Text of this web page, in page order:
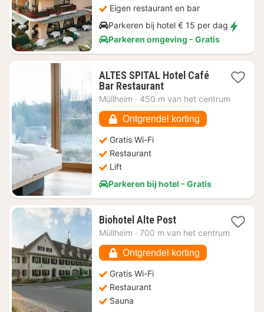
Eigen restaurant en bar
Parkeren bij hotel € 15 per dag
Parkeren omgeving - Gratis
ALTES SPITAL Hotel Café
Bar Restaurant1
nacht
€
104,95
Müllheim · 450 m van het centrum
Ontgrendel korting
Gratis Wi-Fi
Restaurant
Lift
Parkeren bij hotel - Gratis
Biohotel Alte Post1
nacht
€
74,25
Müllheim · 700 m van het centrum
Ontgrendel korting
Gratis Wi-Fi
Restaurant
Sauna